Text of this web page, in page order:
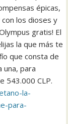
épicas,
los dioses y
gratis! El
la que más te
que consta de
una, para
543.000 CLP.
la-
para-